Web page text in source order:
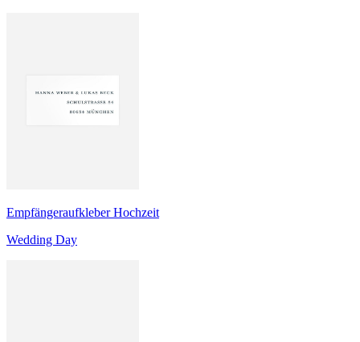
Empfängeraufkleber Hochzeit
Wedding Day